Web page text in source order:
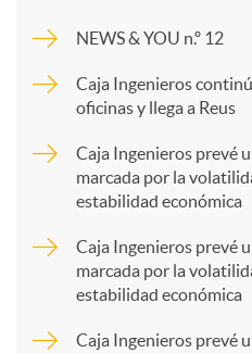
m
p
a
NEWS & YOU n.º 12
Caja Ingenieros
oficinas y llega a Reus
Caja Ingenieros prevé
marcada por la
estabilidad económica
Caja Ingenieros prevé
marcada por la
estabilidad económica
Caja Ingenieros prevé